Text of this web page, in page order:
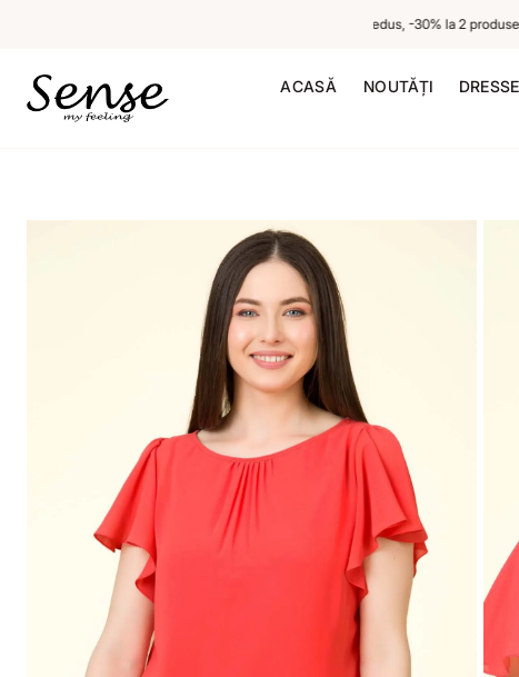
-20% la 1 produs neredus, -30% la 2 produse
ACASĂ NOUTĂȚI